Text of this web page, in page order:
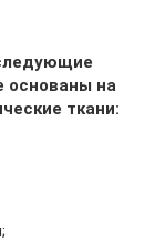
основаны на
ткани: